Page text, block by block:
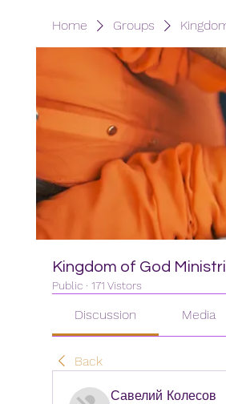
Home Groups
Kingdom of God
Public · 171 Vistors
Discussion Media
Back
Савелий Колесов